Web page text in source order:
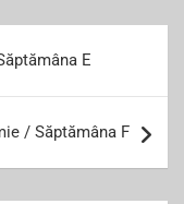
E
/ Săptămâna F